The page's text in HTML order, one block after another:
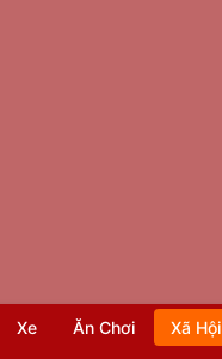
Xe Ăn Chơi Xã Hội